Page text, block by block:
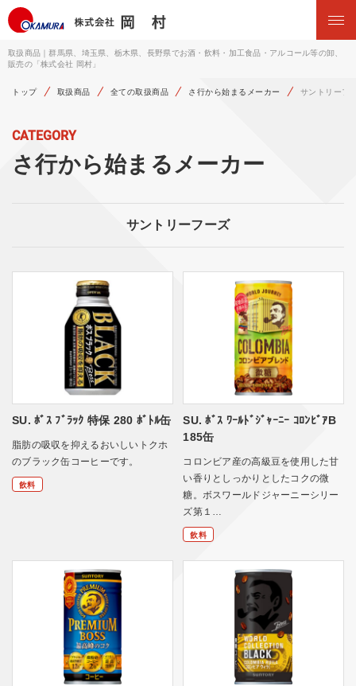
取扱商品｜群馬県、埼玉県、栃木県、長野県でお酒・飲料・加工食品・アルコール等の卸、
販売の「株式会社 岡村」
トップ 取扱商品 全ての取扱商品 さ行から始まるメーカー サントリーフ
CATEGORY
さ行から始まるメーカー
サントリーフーズ
SU. ﾎﾞｽ ﾌﾞﾗｯｸ 特保 280 ﾎﾞﾄﾙ缶
脂肪の吸収を抑えるおいしいトクホ
のブラック缶コーヒーです。
飲料
SU. ﾎﾞｽ ﾜｰﾙﾄﾞｼﾞｬｰﾆｰ ｺﾛﾝﾋﾞｱB
185缶
コロンビア産の高級豆を使用した甘
い香りとしっかりとしたコクの微
糖。ボスワールドジャーニーシリー
ズ第１…
飲料